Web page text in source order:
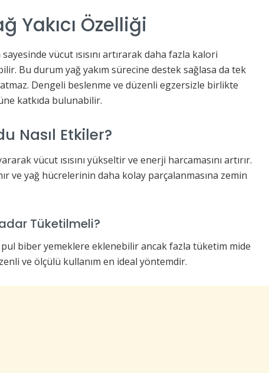
Yakıcı Özelliği
vücut ısısını artırarak daha fazla kalori
Bu durum yağ yakım sürecine destek sağlasa da tek
Dengeli beslenme ve düzenli egzersizle birlikte
katkıda bulunabilir.
Nasıl Etkiler?
vücut ısısını yükseltir ve enerji harcamasını artırır.
ve yağ hücrelerinin daha kolay parçalanmasına zemin
Tüketilmeli?
pul biber yemeklere eklenebilir ancak fazla tüketim mide
ve ölçülü kullanım en ideal yöntemdir.